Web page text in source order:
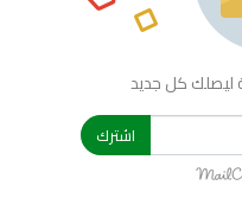
ليصلك كل جديد
اشترك